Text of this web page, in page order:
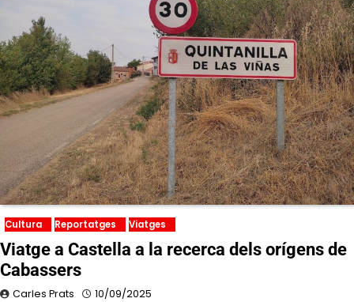
Cultura Reportatges Viatges
Viatge a Castella a la recerca dels orígens de
Cabassers
Carles Prats 10/09/2025